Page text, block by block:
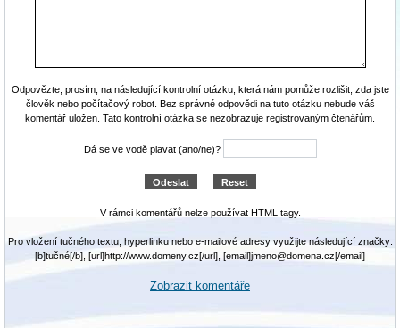
Odpovězte, prosím, na následující kontrolní otázku, která nám pomůže rozlišit, zda jste
člověk nebo počítačový robot. Bez správné odpovědi na tuto otázku nebude váš
komentář uložen. Tato kontrolní otázka se nezobrazuje registrovaným čtenářům.
Dá se ve vodě plavat (ano/ne)?
V rámci komentářů nelze používat HTML tagy.
Pro vložení tučného textu, hyperlinku nebo e-mailové adresy využijte následující značky:
[b]tučné[/b], [url]http://www.domeny.cz[/url], [email]jmeno@domena.cz[/email]
Zobrazit komentáře